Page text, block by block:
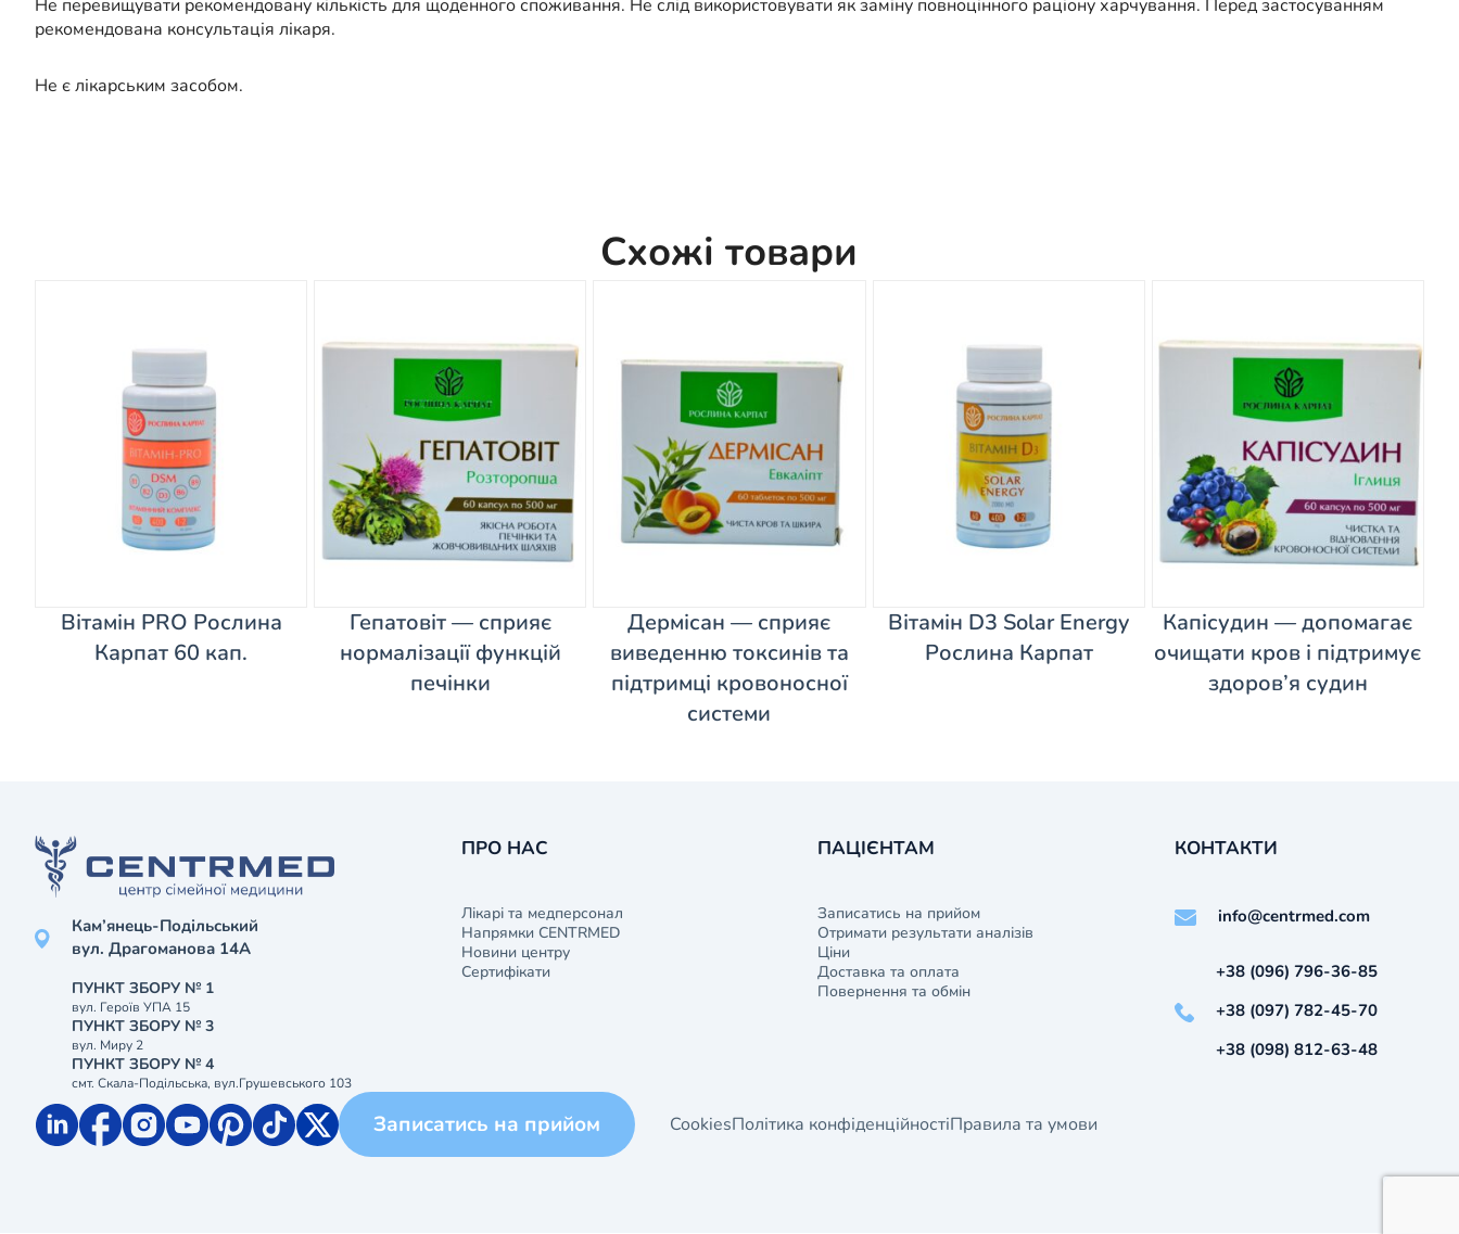
Не перевищувати рекомендовану кількість для щоденного споживання. Не слід використовувати як заміну повноцінного раціону харчування. Перед застосуванням
рекомендована консультація лікаря.
Не є лікарським засобом.
Схожі товари
Вітамін PRO Рослина
Карпат 60 кап.
Гепатовіт — сприяє
нормалізації функцій
печінки
Дермісан — сприяє
виведенню токсинів та
підтримці кровоносної
системи
Вітамін D3 Solar Energy
Рослина Карпат
Капісудин — допомагає
очищати кров і підтримує
здоров’я судин
Кам’янець-Подільський
вул. Драгоманова 14А
ПУНКТ ЗБОРУ № 1
вул. Героїв УПА 15
ПУНКТ ЗБОРУ № 3
вул. Миру 2
ПУНКТ ЗБОРУ № 4
смт. Скала-Подільська, вул.Грушевського 103
ПРО НАС
Лікарі та медперсонал
Напрямки CENTRMED
Новини центру
Сертифікати
ПАЦІЄНТАМ
Записатись на прийом
Отримати результати аналізів
Ціни
Доставка та оплата
Повернення та обмін
КОНТАКТИ
info@centrmed.com
+38 (096) 796-36-85
+38 (097) 782-45-70
+38 (098) 812-63-48
Записатись на прийом CookiesПолітика конфіденційностіПравила та умови